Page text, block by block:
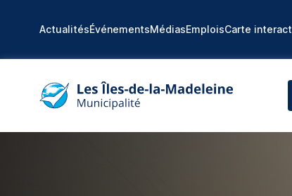
ActualitésÉvénementsMédiasEmploisCarte